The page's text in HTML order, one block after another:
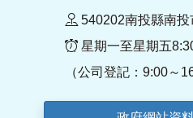
540202南投縣南投
星期一至星期五
（公司登記：9:00～